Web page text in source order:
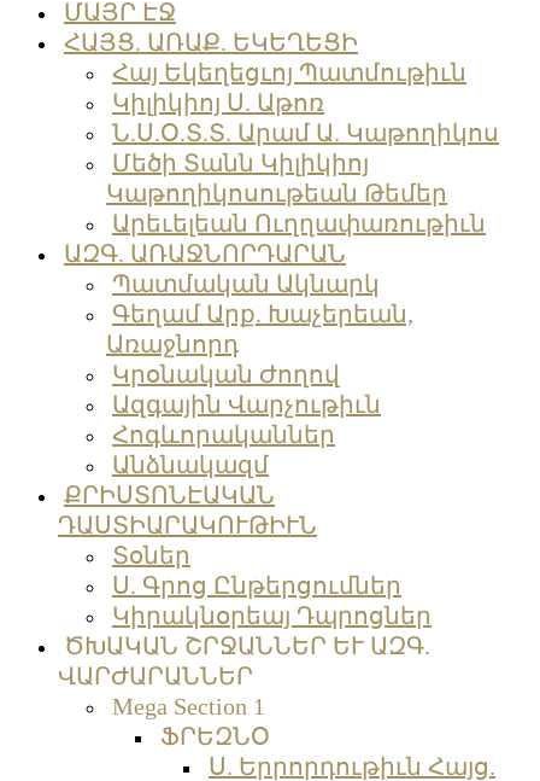
ՄԱՅՐ ԷՋ
ՀԱՅՑ. ԱՌԱՔ. ԵԿԵՂԵՑԻ
Հայ Եկեղեցւոյ Պատմութիւն
Կիլիկիոյ Ս. Աթոռ
Ն.Ս.Օ.Տ.Տ. Արամ Ա. Կաթողիկոս
Մեծի Տանն Կիլիկիոյ
Կաթողիկոսութեան Թեմեր
Արեւելեան Ուղղափառութիւն
ԱԶԳ. ԱՌԱՋՆՈՐԴԱՐԱՆ
Պատմական Ակնարկ
Գեղամ Արք. Խաչերեան,
Առաջնորդ
Կրօնական Ժողով
Ազգային Վարչութիւն
Հոգևորականներ
Անձնակազմ
ՔՐԻՍՏՈՆԷԱԿԱՆ
ԴԱՍՏԻԱՐԱԿՈՒԹԻՒՆ
Տօներ
Ս. Գրոց Ընթերցումներ
Կիրակնօրեայ Դպրոցներ
ԾԽԱԿԱՆ ՇՐՋԱՆՆԵՐ ԵՒ ԱԶԳ.
ՎԱՐԺԱՐԱՆՆԵՐ
Mega Section 1
ՖՐԵԶՆՕ
Ս. Երրորդութիւն Հայց.